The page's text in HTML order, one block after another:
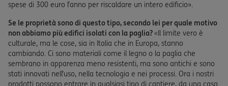
spese di 300 euro l’anno per riscaldare un intero edificio».
Se le proprietà sono di questo tipo, secondo lei per quale motivo
non abbiamo più edifici isolati con la paglia?«Il limite vero è
culturale, ma le cose, sia in Italia che in Europa, stanno
cambiando. Ci sono materiali come il legno o la paglia che
sembrano in apparenza meno resistenti, ma sono antichi e sono
stati innovati nell’uso, nella tecnologia e nei processi. Ora i nostri
prodotti possono entrare in qualsiasi tipo di cantiere, da una casa